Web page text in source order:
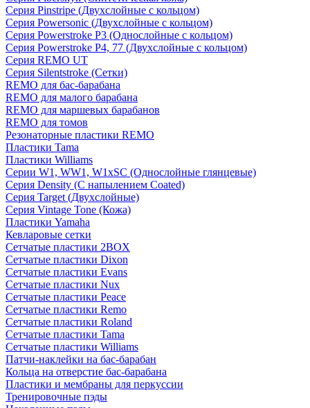
Серия Pinstripe (Двухслойные с кольцом)
Серия Powersonic (Двухслойные с кольцом)
Серия Powerstroke P3 (Однослойные с кольцом)
Серия Powerstroke P4, 77 (Двухслойные с кольцом)
Серия REMO UT
Серия Silentstroke (Сетки)
REMO для бас-барабана
REMO для малого барабана
REMO для маршевых барабанов
REMO для томов
Резонаторные пластики REMO
Пластики Tama
Пластики Williams
Серии W1, WW1, W1xSC (Однослойные глянцевые)
Серия Density (C напылением Coated)
Серия Target (Двухслойные)
Серия Vintage Tone (Кожа)
Пластики Yamaha
Кевларовые сетки
Сетчатые пластики 2BOX
Сетчатые пластики Dixon
Сетчатые пластики Evans
Сетчатые пластики Nux
Сетчатые пластики Peace
Сетчатые пластики Remo
Сетчатые пластики Roland
Сетчатые пластики Tama
Сетчатые пластики Williams
Патчи-наклейки на бас-барабан
Кольца на отверстие бас-барабана
Пластики и мембраны для перкуссии
Тренировочные пэды